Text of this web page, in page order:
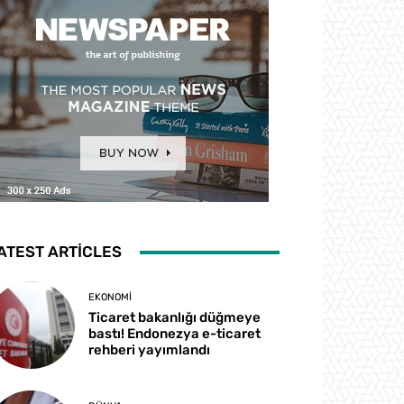
ARTICLES
EKONOMI
Ticaret bakanlığı düğmeye
bastı! Endonezya e-ticaret
rehberi yayımlandı